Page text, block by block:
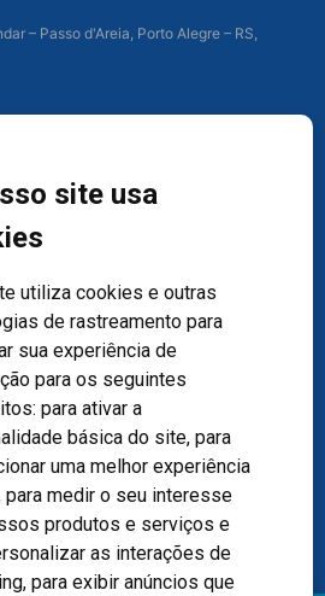
site usa
utiliza cookies e outras
de rastreamento para
sua experiência de
para os seguintes
para ativar a
básica do site, para
uma melhor experiência
para medir o seu interesse
produtos e serviços e
as interações de
, para exibir anúncios que
– Passo d'Areia, Porto Alegre – RS,
Canoas – RS, 92010-010
250 - 3º andar - Teresópolis, Porto Alegre -
andar – Floresta, Porto Alegre – RS,